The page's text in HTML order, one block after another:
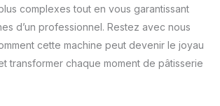
complexes tout en vous garantissant
d’un professionnel. Restez avec nous
cette machine peut devenir le joyau
transformer chaque moment de pâtisserie